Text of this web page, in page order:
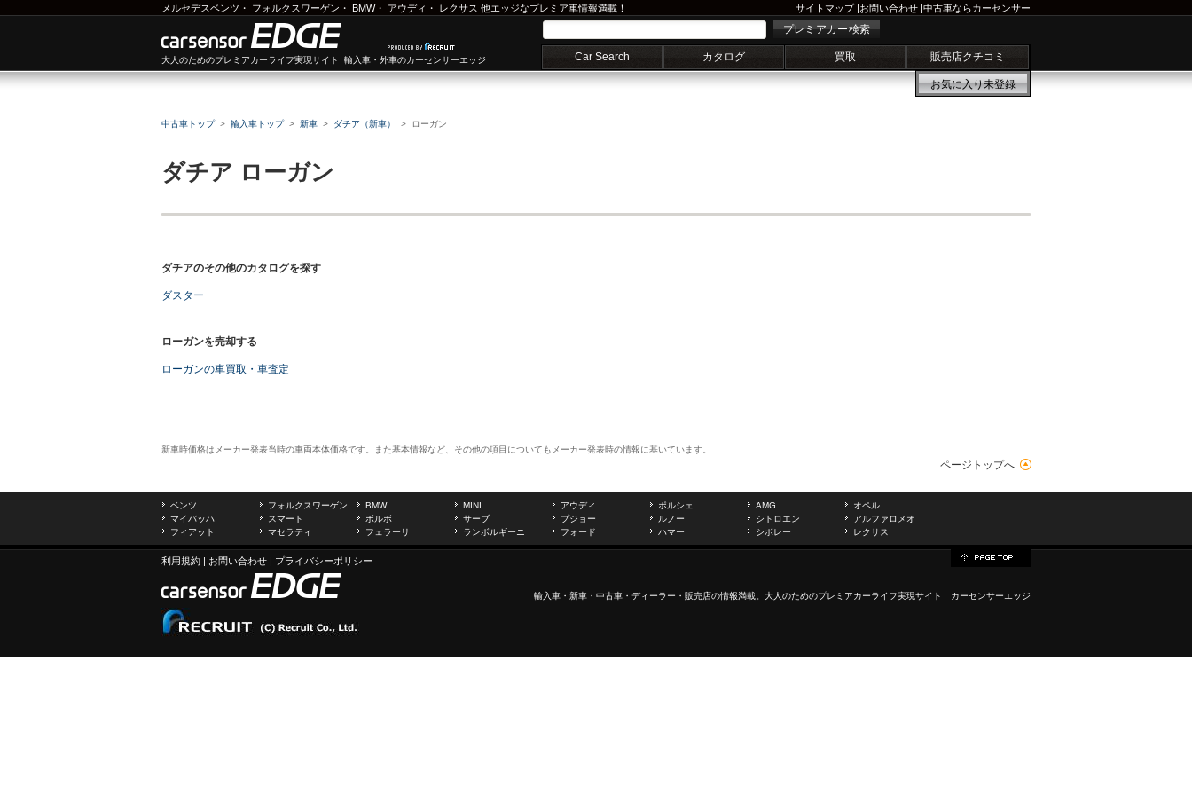
メルセデスベンツ ・ フォルクスワーゲン ・ BMW・ アウディ ・ レクサス 他エッジなプレミア車情報満載！ サイトマップ|お問い合わせ |中古車ならカーセンサー
大人のためのプレミアカーライフ実現サイト 輸入車・外車のカーセンサーエッジ
プレミアカー検索
Car Search カタログ 買取 販売店クチコミ
お気に入り未登録
中古車トップ 輸入車トップ 新車 ダチア（新車） ローガン
ダチア ローガン
ダチアのその他のカタログを探す
ダスター
ローガンを売却する
ローガンの車買取・車査定
新車時価格はメーカー発表当時の車両本体価格です。また基本情報など、その他の項目についてもメーカー発表時の情報に基いています。
ページトップへ
ベンツ フォルクスワーゲン BMW MINI アウディ ポルシェ AMG
オペル
マイバッハ
スマート ボルボ サーブ プジョー ルノー シトロエン
アルファロメオ
フィアット
マセラティ フェラーリ ランボルギーニ フォード ハマー シボレー レクサス
利用規約 | お問い合わせ | プライバシーポリシー
輸入車 ・新車・ 中古車 ・ディーラー・販売店の情報満載。大人のためのプレミアカーライフ実現サイト カーセンサーエッジ